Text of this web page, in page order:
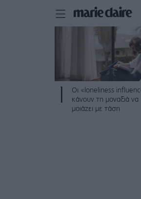
Οι «loneliness
κάνουν τη μοναξιά να
μοιάζει με τάση